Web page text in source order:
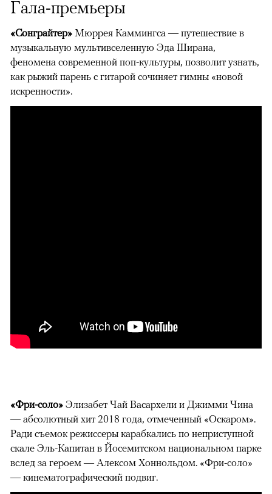
Гала-премьеры
«Сонграйтер» Мюррея Каммингса — путешествие в
музыкальную мультивселенную Эда Ширана,
феномена современной поп-культуры, позволит узнать,
как рыжий парень с гитарой сочиняет гимны «новой
искренности».
«Фри-соло» Элизабет Чай Васархели и Джимми Чина
— абсолютный хит 2018 года, отмеченный «Оскаром».
Ради съемок режиссеры карабкались по неприступной
скале Эль-Капитан в Йосемитском национальном парке
вслед за героем — Алексом Хоннольдом. «Фри-соло»
— кинематографический подвиг.